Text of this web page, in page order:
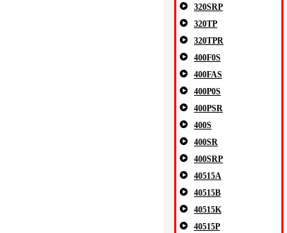
320SRP
320TP
320TPR
400F0S
400FAS
400P0S
400PSR
400S
400SR
400SRP
40515A
40515B
40515K
40515P